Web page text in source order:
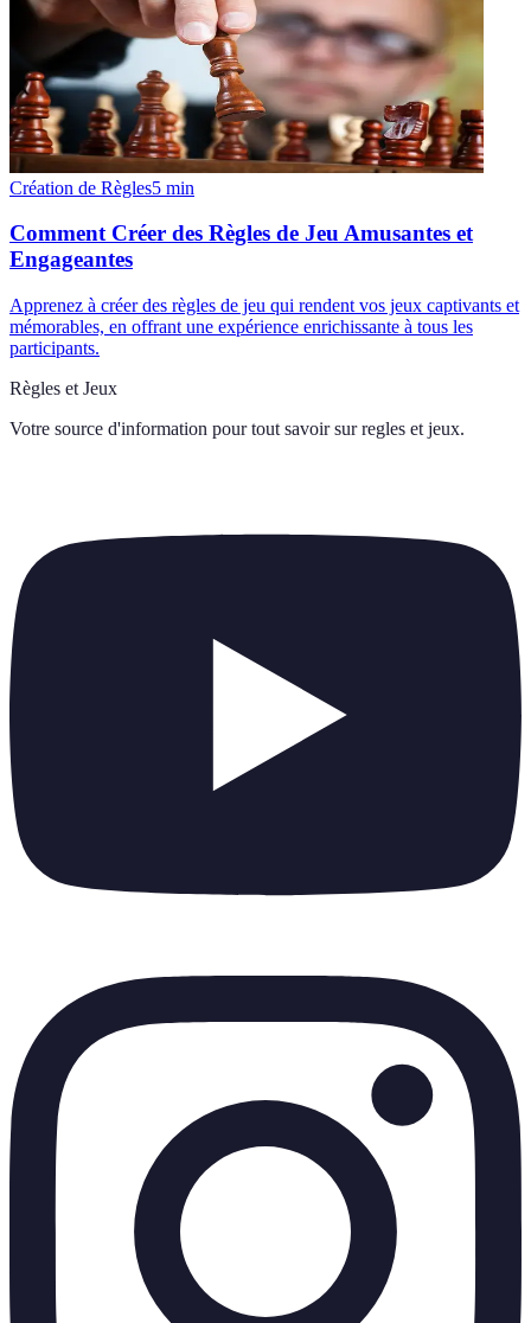
Création de Règles5 min
Comment Créer des Règles de Jeu Amusantes et
Engageantes
Apprenez à créer des règles de jeu qui rendent vos jeux captivants et
mémorables, en offrant une expérience enrichissante à tous les
participants.
Règles et Jeux
Votre source d'information pour tout savoir sur regles et jeux.